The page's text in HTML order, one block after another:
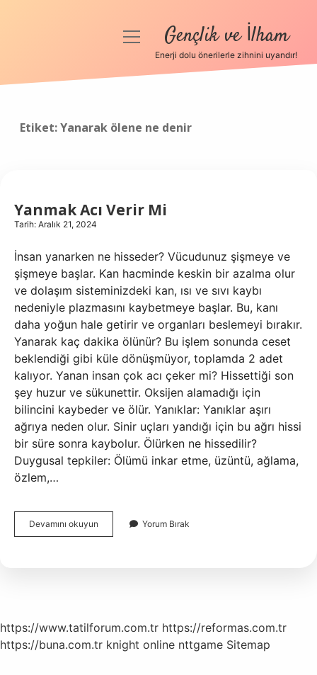
Anasayfa
menüyüGençlik ve İlham
Enerji dolu önerilerle zihnini uyandır!
Etiket:Yanarak ölene ne denir
Yanmak Acı Verir Mi
Tarih: Aralık 21, 2024
İnsan yanarken ne hisseder? Vücudunuz şişmeye ve
şişmeye başlar. Kan hacminde keskin bir azalma olur
ve dolaşım sisteminizdeki kan, ısı ve sıvı kaybı
nedeniyle plazmasını kaybetmeye başlar. Bu, kanı
daha yoğun hale getirir ve organları beslemeyi bırakır.
Yanarak kaç dakika ölünür? Bu işlem sonunda ceset
beklendiği gibi küle dönüşmüyor, toplamda 2 adet
kalıyor. Yanan insan çok acı çeker mi? Hissettiği son
şey huzur ve sükunettir. Oksijen alamadığı için
bilincini kaybeder ve ölür. Yanıklar: Yanıklar aşırı
ağrıya neden olur. Sinir uçları yandığı için bu ağrı hissi
bir süre sonra kaybolur. Ölürken ne hissedilir?
Duygusal tepkiler: Ölümü inkar etme, üzüntü, ağlama,
özlem,…
Devamını okuyun
Acı
Yorum Bırak
https://www.tatilforum.com.tr https://reformas.com.tr
https://buna.com.tr knight online nttgame Sitemap